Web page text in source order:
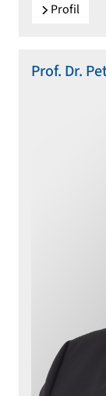
Profil
Prof. Dr.